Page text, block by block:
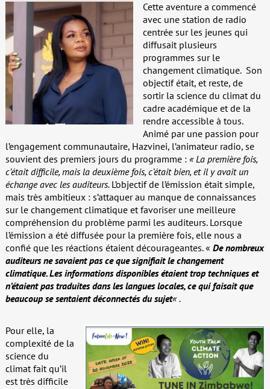
Cette aventure a commencé
avec une station de radio
centrée sur les jeunes qui
diffusait plusieurs
programmes sur le
changement climatique. Son
objectif était, et reste, de
sortir la science du climat du
cadre académique et de la
rendre accessible à tous.
Animé par une passion pour
l’engagement communautaire, Hazvinei, l’animateur radio, se
souvient des premiers jours du programme : « La première fois,
c’était difficile, mais la deuxième fois, c’était bien, et il y avait un
échange avec les auditeurs. L’objectif de l’émission était simple,
mais très ambitieux : s’attaquer au manque de connaissances
sur le changement climatique et favoriser une meilleure
compréhension du problème parmi les auditeurs. Lorsque
l’émission a été diffusée pour la première fois, elle nous a
confié que les réactions étaient décourageantes. « De nombreux
auditeurs ne savaient pas ce que signifiait le changement
climatique. Les informations disponibles étaient trop techniques et
n’étaient pas traduites dans les langues locales, ce qui faisait que
beaucoup se sentaient déconnectés du sujet« .
Pour elle, la
complexité de la
science du
climat fait qu’il
est très difficile